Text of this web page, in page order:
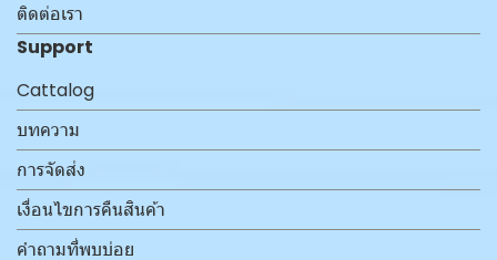
ติดต่อเรา
Support
Cattalog
บทความ
การจัดส่ง
เงื่อนไขการคืนสินค้า
คำถามที่พบบ่อย